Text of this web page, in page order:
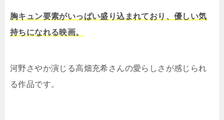
胸キュン要素がいっぱい盛り込まれており、優しい気
持ちになれる映画。
河野さやか演じる高畑充希さんの愛らしさが感じられ
る作品です。